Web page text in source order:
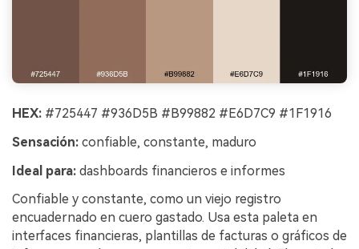
HEX: #725447 #936D5B #B99882 #E6D7C9 #1F1916
Sensación: confiable, constante, maduro
Ideal para: dashboards financieros e informes
Confiable y constante, como un viejo registro
encuadernado en cuero gastado. Usa esta paleta en
interfaces financieras, plantillas de facturas o gráficos de